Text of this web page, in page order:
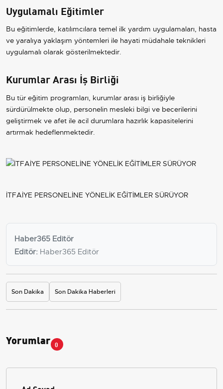
Uygulamalı Eğitimler
Bu eğitimlerde, katılımcılara temel ilk yardım uygulamaları, hasta
ve yaralıya yaklaşım yöntemleri ile hayati müdahale teknikleri
uygulamalı olarak gösterilmektedir.
Kurumlar Arası İş Birliği
Bu tür eğitim programları, kurumlar arası iş birliğiyle
sürdürülmekte olup, personelin mesleki bilgi ve becerilerini
geliştirmek ve afet ile acil durumlara hazırlık kapasitelerini
artırmak hedeflenmektedir.
İTFAİYE PERSONELİNE YÖNELİK EĞİTİMLER SÜRÜYOR
Haber365 Editör
Editör: Haber365 Editör
Son Dakika Son Dakika Haberleri
Yorumlar 0